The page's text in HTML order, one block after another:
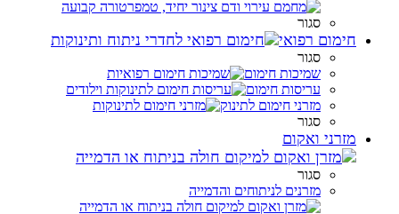
סגור
חימום רפואי
סגור
שמיכות חימום
עריסות חימום
מזרני חימום לתינוק
סגור
מזרני ואקום
סגור
מזרנים לניתוחים והדמייה